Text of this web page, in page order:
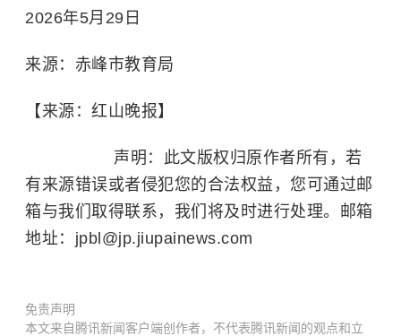
2026年5月29日
来源：赤峰市教育局
【来源：红山晚报】
声明：此文版权归原作者所有，若
有来源错误或者侵犯您的合法权益，您可通过邮
箱与我们取得联系，我们将及时进行处理。邮箱
地址：jpbl@jp.jiupainews.com
免责声明
本文来自腾讯新闻客户端创作者，不代表腾讯新闻的观点和立